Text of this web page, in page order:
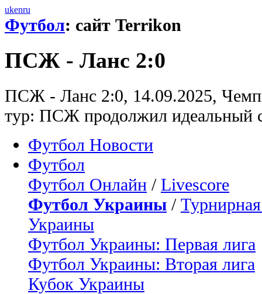
ukenru
Футбол: сайт Terrikon
ПСЖ - Ланс 2:0
ПСЖ - Ланс 2:0, 14.09.2025,
тур: ПСЖ продолжил идеальный
Футбол Новости
Футбол
Футбол Онлайн / Livescore
Футбол Украины /
Украины
Футбол Украины: Первая лига
Футбол Украины: Вторая лига
Кубок Украины